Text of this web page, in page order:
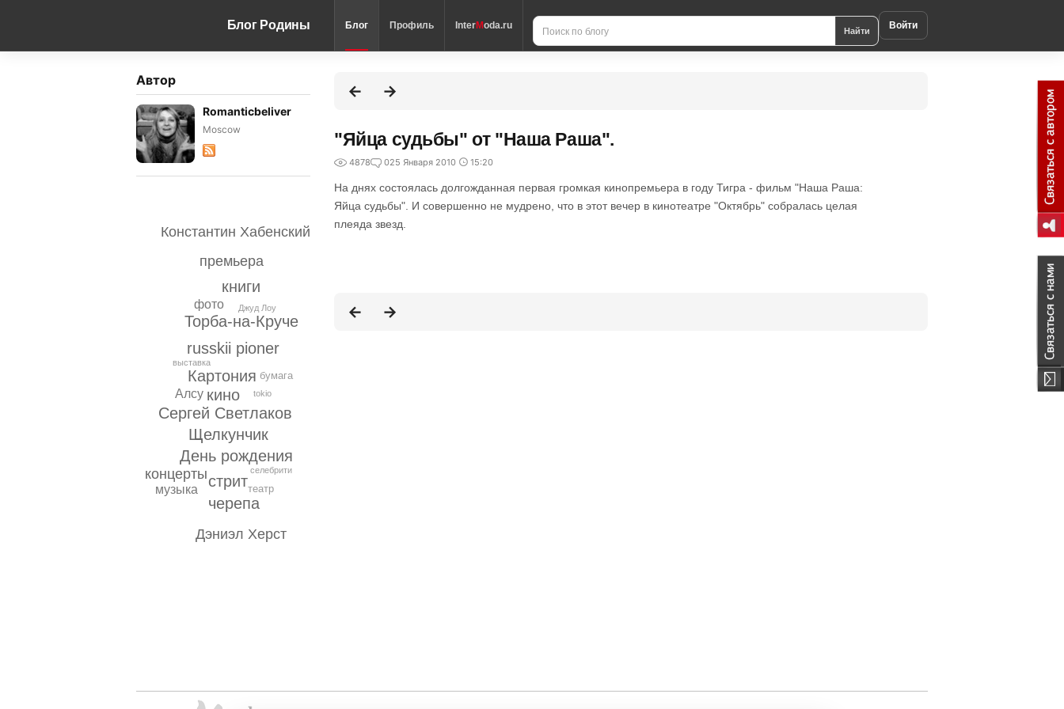
Блог Родины Блог Профиль InterModa.ru Найти Войти
Автор
Romanticbeliver
Moscow
кино
Картония
Сергей Светлаков
Щелкунчик
russkii pioner
День рождения
Торба-на-Круче
стрит
книги
черепа
премьера
Дэниэл Херст
Константин Хабенский
концерты
Алсу
фото
музыка
бумага
театр
tokio
выставка
селебрити
Джуд Лоу
"Яйца судьбы" от "Наша Раша".
4878 025 Января 2010 15:20
На днях состоялась долгожданная первая громкая кинопремьера в году Тигра - фильм "Наша Раша:
Яйца судьбы". И совершенно не мудрено, что в этот вечер в кинотеатре "Октябрь" собралась целая
плеяда звезд.